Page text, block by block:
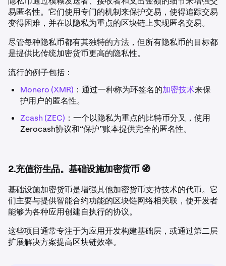
易匿名性。它们使用专门的机制来保护交易，使得追踪交易
变得困难，并在以隐私为重点的区块链上实现匿名交易。
尽管每种隐私币都有其独特的方法，但所有隐私币的目标都
是提供比传统加密货币更高的隐私性。
流行的例子包括：
Monero (XMR) ：通过一种称为环签名的加密技术来保
护用户的匿名性。
Zcash (ZEC) ：一个以隐私为重点的比特币分叉，使用
Zerocash协议和“保护”账本提供完全的匿名性。
2.充值衍生品。基础设施加密货币 🧭
基础设施加密货币是增强其他加密货币支持技术的代币。它
们主要与提供智能合约功能的区块链网络相关联，使开发者
能够为各种应用创建自执行的协议。
这些项目通常专注于为应用开发构建基础层，或通过第二层
扩展解决方案提高区块链效率。